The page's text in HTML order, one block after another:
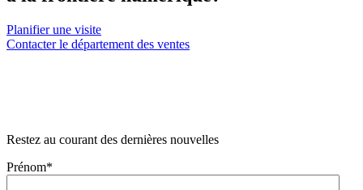
Planifier une visite
Contacter le département des ventes
Restez au courant des dernières nouvelles
Prénom*